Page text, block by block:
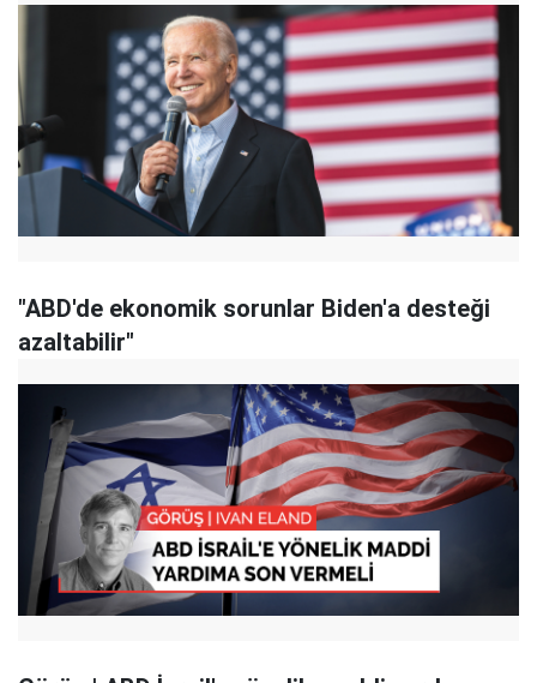
"ABD'de ekonomik sorunlar Biden'a desteği
azaltabilir"